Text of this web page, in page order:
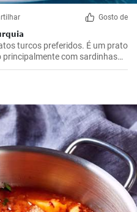
Gosto de
turcos preferidos. É um prato
principalmente com sardinhas
na minha viagem à costa turca
com a sua simplicidade e
em farinha de milho